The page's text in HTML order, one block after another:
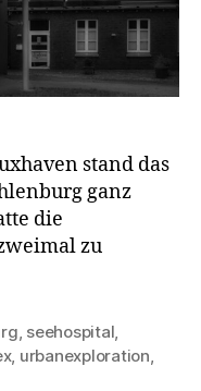
stand das
ganz
die
zu
, seehospital,
, urbanexploration,